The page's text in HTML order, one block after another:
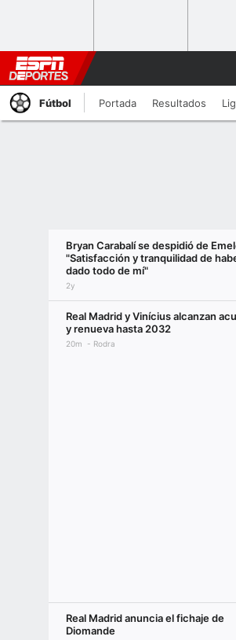
Fútbol Portada Resultados
Bryan Carabalí se despidió de
"Satisfacción y tranquilidad de
dado todo de mí"
2y
Real Madrid y Vinícius alcanzan
y renueva hasta 2032
20m Rodra
Real Madrid anuncia el fichaje de
Diomande